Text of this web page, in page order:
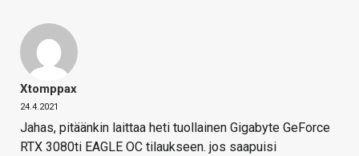
Xtomppax
24.4.2021
Jahas, pitäänkin laittaa heti tuollainen Gigabyte GeForce
RTX 3080ti EAGLE OC tilaukseen. jos saapuisi